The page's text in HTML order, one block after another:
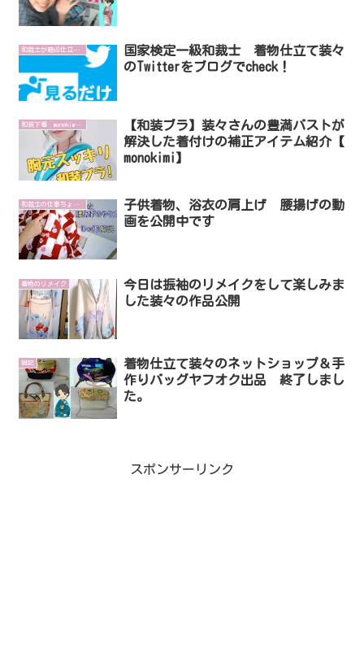
和裁士が最近仕立てたものを紹介します
国家検定一級和裁士 着物仕立て装々
のTwitterをブログでcheck！
和装下着 monokimiブランド
【和装ブラ】装々さんの豊満バストが
解決した着付けの補正アイテム紹介【​
monokimi】
和裁士の仕事ちょっとだけ解説
子供着物、浴衣の肩上げ 腰揚げの動
画を公開中です
着物のリメイク
今日は振袖のリメイクをして楽しみま
した装々の作品公開
雑記
着物仕立て装々のネットショップ＆手
作りバッグヤフオク出品 終了しまし
た。
スポンサーリンク